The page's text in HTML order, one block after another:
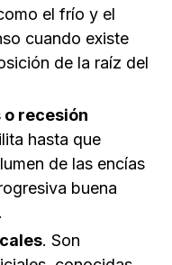
el frío y el
cuando existe
de la raíz del
o recesión
hasta que
de las encías
buena
. Son